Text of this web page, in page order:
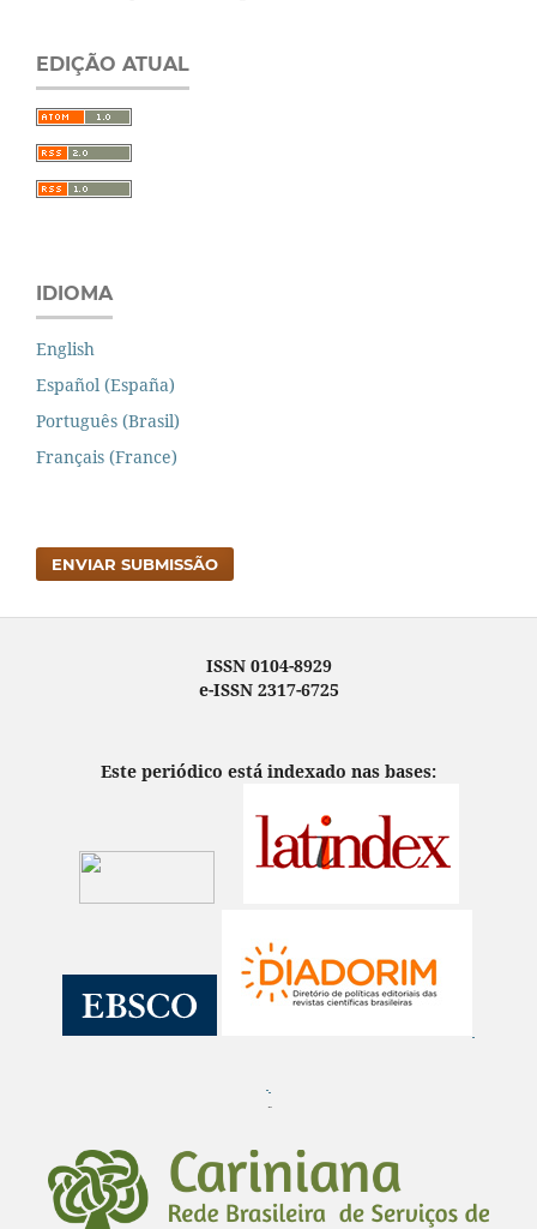
EDIÇÃO ATUAL
IDIOMA
English
Español (España)
Português (Brasil)
Français (France)
ENVIAR SUBMISSÃO
ISSN 0104-8929
e-ISSN 2317-6725
Este periódico está indexado nas bases:
¨